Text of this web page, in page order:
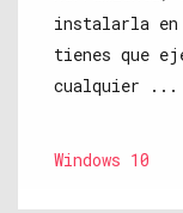
instalarla en
tienes que
cualquier ...
Windows 10